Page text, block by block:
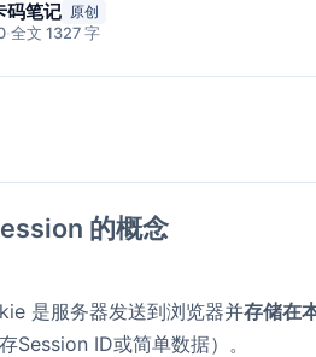
码笔记 原创
·全文 1327 字
的概念
是服务器发送到浏览器并存储在
Session ID或简单数据）。